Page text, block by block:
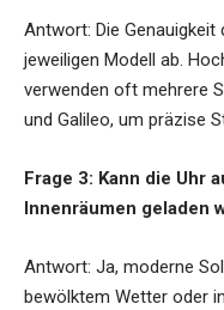
Antwort: Die
jeweiligen Modell ab.
verwenden oft mehrere
und Galileo, um präzise
Frage 3: Kann die Uhr
Innenräumen geladen
Antwort: Ja, moderne
bewölktem Wetter oder